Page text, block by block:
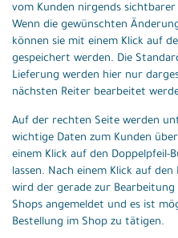
vom Kunden nirgends
Wenn die gewünschten
können sie mit einem Klick auf
gespeichert werden. Die
Lieferung werden hier nur
nächsten Reiter bearbeitet
Auf der rechten Seite werden
wichtige Daten zum Kunden
einem Klick auf den Doppelpfeil-
lassen. Nach einem Klick auf
wird der gerade zur
Shops angemeldet und es ist
Bestellung im Shop zu tätigen.